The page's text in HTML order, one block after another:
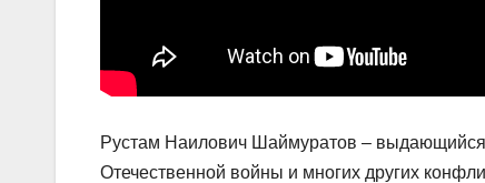
Рустам Наилович Шаймуратов – выдающийся
Отечественной войны и многих других